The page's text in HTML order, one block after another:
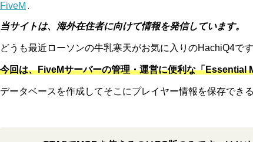
FiveM
当サイトは、海外在住者に向けて情報を発信しています。
どうも最近ローソンの牛乳寒天がお気に入りのHachiQ4です
今回は、FiveMサーバーの管理・運営に便利な「Essential
データベースを作成してそこにプレイヤー情報を保存でき